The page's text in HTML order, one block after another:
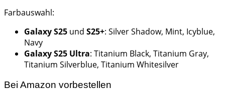
Farbauswahl:
Galaxy S25 und S25+: Silver Shadow, Mint, Icyblue,
Navy
Galaxy S25 Ultra: Titanium Black, Titanium Gray,
Titanium Silverblue, Titanium Whitesilver
Bei Amazon vorbestellen